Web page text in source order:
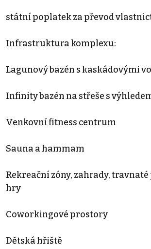
státní poplatek za převod
Infrastruktura komplexu:
Lagunový bazén s kaskádovými
Infinity bazén na střeše s
Venkovní fitness centrum
Sauna a hammam
Rekreační zóny, zahrady,
hry
Coworkingové prostory
Dětská hřiště